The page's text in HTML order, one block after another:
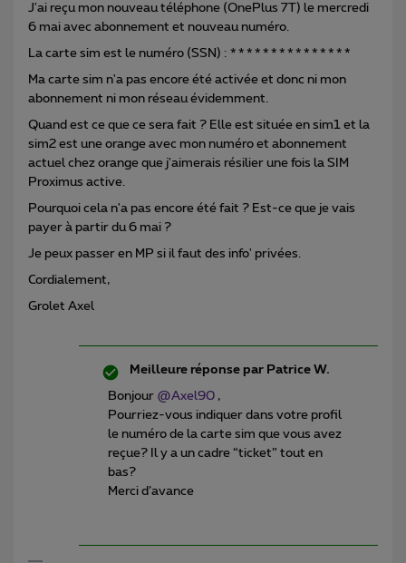
J'ai reçu mon nouveau téléphone (OnePlus 7T) le mercredi
6 mai avec abonnement et nouveau numéro.
La carte sim est le numéro (SSN) : ***************
Ma carte sim n'a pas encore été activée et donc ni mon
abonnement ni mon réseau évidemment.
Quand est ce que ce sera fait ? Elle est située en sim1 et la
sim2 est une orange avec mon numéro et abonnement
actuel chez orange que j'aimerais résilier une fois la SIM
Proximus active.
Pourquoi cela n'a pas encore été fait ? Est-ce que je vais
payer à partir du 6 mai ?
Je peux passer en MP si il faut des info' privées.
Cordialement,
Grolet Axel
Meilleure réponse par Patrice W.
Bonjour @Axel90 ,
Pourriez-vous indiquer dans votre profil
le numéro de la carte sim que vous avez
reçue? Il y a un cadre “ticket” tout en
bas?
Merci d’avance